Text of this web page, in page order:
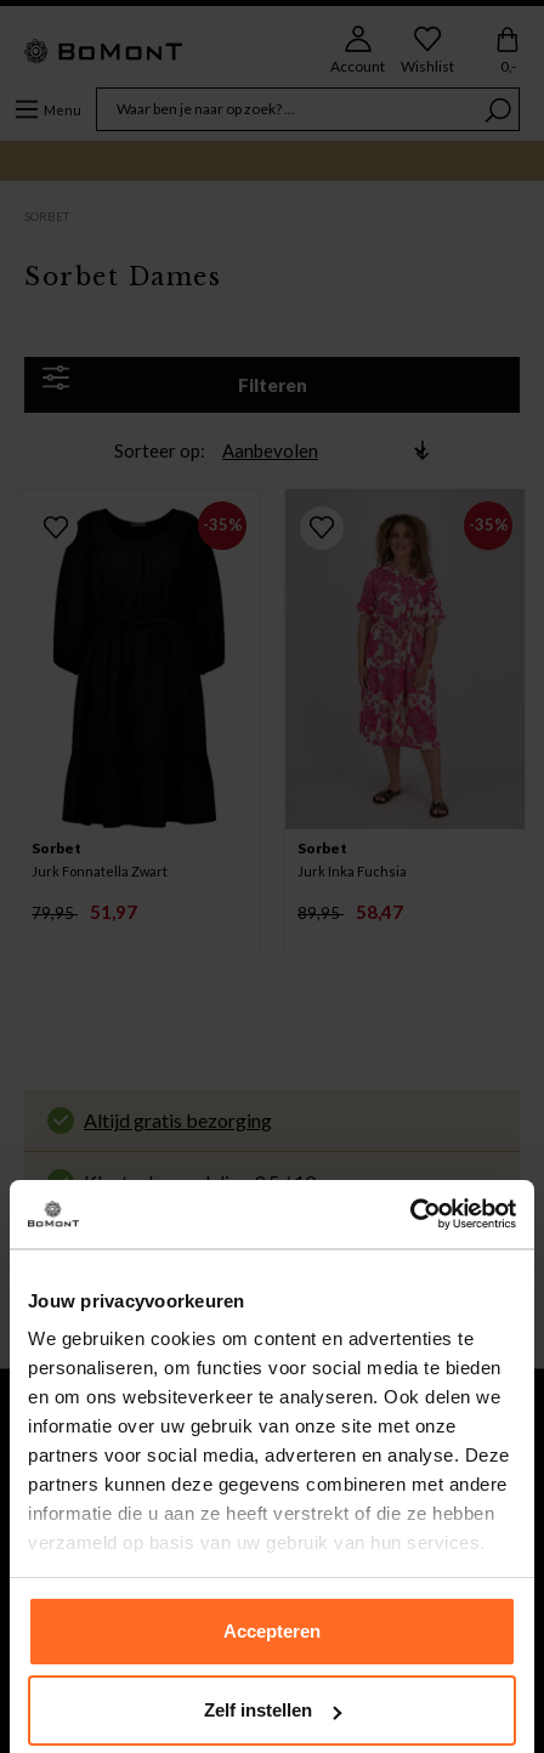
Jouw privacyvoorkeuren
We gebruiken cookies om content en advertenties te
personaliseren, om functies voor social media te bieden
en om ons websiteverkeer te analyseren. Ook delen we
informatie over uw gebruik van onze site met onze
partners voor social media, adverteren en analyse. Deze
partners kunnen deze gegevens combineren met andere
informatie die u aan ze heeft verstrekt of die ze hebben
verzameld op basis van uw gebruik van hun services.
Accepteren
Zelf instellen
Menu
Account Wishlist 0,-
SORBET
Filteren
Sorbet Dames
Sorteer op
-35%
Sorbet
Jurk Fonnatella Zwart
79,95 51,97
-35%
Sorbet
Jurk Inka Fuchsia
89,95 58,47
Altijd gratis bezorging
En binnen 1 tot 3 werkdagen door DHL
thuisbezorgd. Bekijk alle informatie over
Klantenbeoordeling 9.5 / 10
Onze klanten beoordelen ons met een 9.5 uit 10
30 Dagen retourneren
voor slechts € 4,95 of gratis in onze winkels.
5% spaarbonus
Besteed min. € 100,- binnen een half jaar, bestel
met je account en ontvang 5% van het bedrag
terug in de vorm van een waardecheque.
Vragen
0118 586 400
webshop@bomont.nl
Bomont
Klantenservice